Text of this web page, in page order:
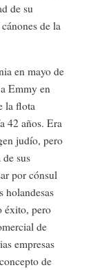
de su
de la
en mayo de
Emmy en
la flota
42 años. Era
judío, pero
sus
por cónsul
holandesas
éxito, pero
de
empresas
de